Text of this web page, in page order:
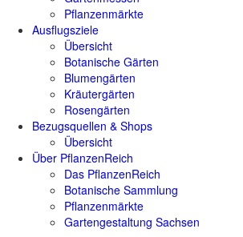
Pflanzenmärkte
Ausflugsziele
Übersicht
Botanische Gärten
Blumengärten
Kräutergärten
Rosengärten
Bezugsquellen & Shops
Übersicht
Über PflanzenReich
Das PflanzenReich
Botanische Sammlung
Pflanzenmärkte
Gartengestaltung Sachsen